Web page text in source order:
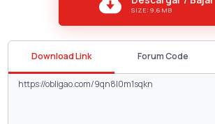
SIZE: 9.6 MB
Download Link Forum Code